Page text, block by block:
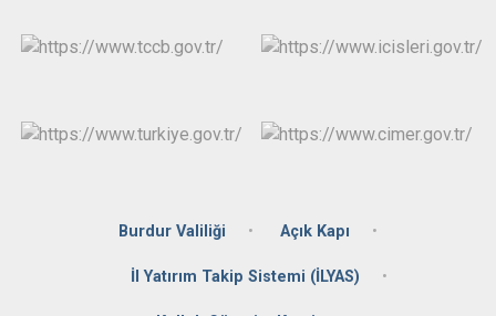
Burdur Valiliği Açık Kapı
İl Yatırım Takip Sistemi (İLYAS)